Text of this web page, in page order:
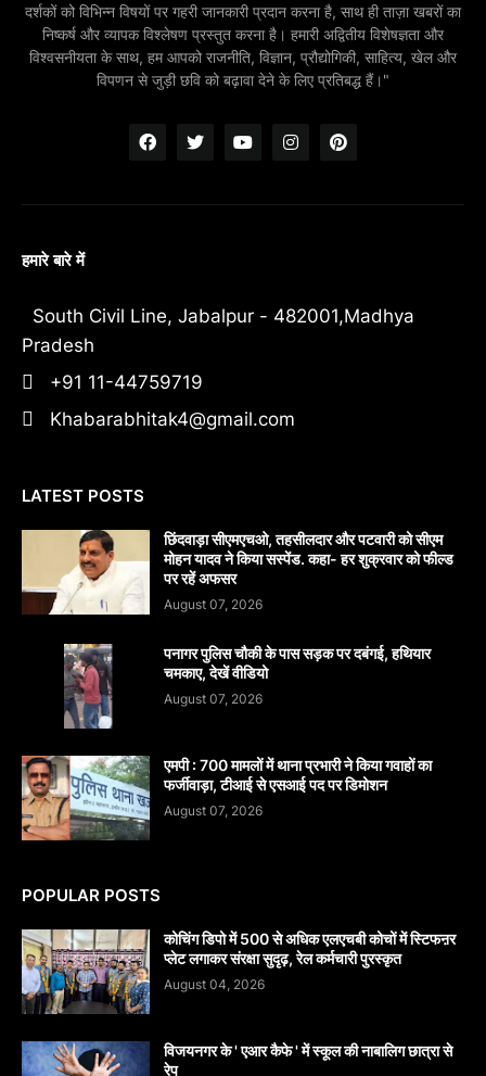
दर्शकों को विभिन्न विषयों पर गहरी जानकारी प्रदान करना है, साथ ही ताज़ा खबरों का
निष्कर्ष और व्यापक विश्लेषण प्रस्तुत करना है। हमारी अद्वितीय विशेषज्ञता और
विश्वसनीयता के साथ, हम आपको राजनीति, विज्ञान, प्रौद्योगिकी, साहित्य, खेल और
विपणन से जुड़ी छवि को बढ़ावा देने के लिए प्रतिबद्ध हैं।"
हमारे बारे में
South Civil Line, Jabalpur - 482001,Madhya
Pradesh
+91 11-44759719
Khabarabhitak4@gmail.com
LATEST POSTS
छिंदवाड़ा सीएमएचओ, तहसीलदार और पटवारी को सीएम
मोहन यादव ने किया सस्पेंड. कहा- हर शुक्रवार को फील्ड
पर रहें अफसर
August 07, 2026
पनागर पुलिस चौकी के पास सड़क पर दबंगई, हथियार
चमकाए, देखें वीडियो
August 07, 2026
एमपी : 700 मामलों में थाना प्रभारी ने किया गवाहों का
फर्जीवाड़ा, टीआई से एसआई पद पर डिमोशन
August 07, 2026
POPULAR POSTS
कोचिंग डिपो में 500 से अधिक एलएचबी कोचों में स्टिफऩर
प्लेट लगाकर संरक्षा सुदृढ़, रेल कर्मचारी पुरस्कृत
August 04, 2026
विजयनगर के ' एआर कैफे ' में स्कूल की नाबालिग छात्रा से
रेप